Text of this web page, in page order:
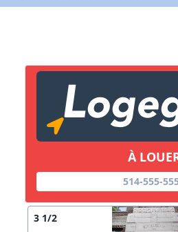
À
514-555-
3 1/2
X
Copier lien
X